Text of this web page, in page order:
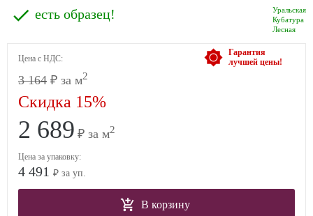
Уральская
Кубатура
Лесная
есть образец!
Гарантия
лучшей цены!
Цена с НДС:
3 164 ₽ за м2
Скидка 15%
2 689 ₽ за м2
Цена за упаковку:
4 491 ₽ за уп.
В корзину